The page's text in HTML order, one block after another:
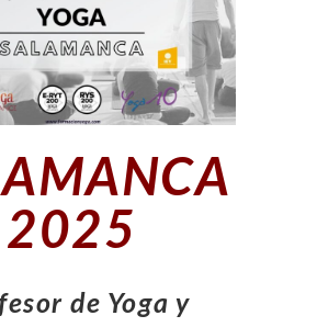
2025
de Yoga y